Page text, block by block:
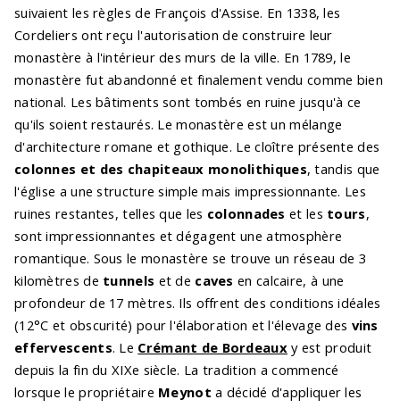
suivaient les règles de François d'Assise. En 1338, les
Cordeliers ont reçu l'autorisation de construire leur
monastère à l'intérieur des murs de la ville. En 1789, le
monastère fut abandonné et finalement vendu comme bien
national. Les bâtiments sont tombés en ruine jusqu'à ce
qu'ils soient restaurés. Le monastère est un mélange
d'architecture romane et gothique. Le cloître présente des
colonnes et des chapiteaux monolithiques, tandis que
l'église a une structure simple mais impressionnante. Les
ruines restantes, telles que les colonnades et les tours,
sont impressionnantes et dégagent une atmosphère
romantique. Sous le monastère se trouve un réseau de 3
kilomètres de tunnels et de caves en calcaire, à une
profondeur de 17 mètres. Ils offrent des conditions idéales
(12°C et obscurité) pour l'élaboration et l'élevage des vins
effervescents. Le Crémant de Bordeauxy est produit
depuis la fin du XIXe siècle. La tradition a commencé
lorsque le propriétaire Meynot a décidé d'appliquer les